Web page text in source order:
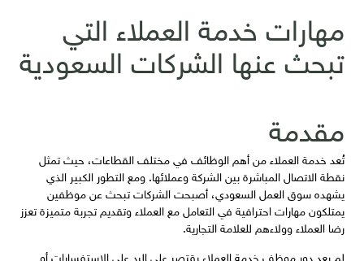
مهارات خدمة العملاء التي
تبحث عنها الشركات السعودية
مقدمة
تُعد خدمة العملاء من أهم الوظائف في مختلف القطاعات، حيث تمثل
نقطة الاتصال المباشرة بين الشركة وعملائها. ومع التطور الكبير الذي
يشهده سوق العمل السعودي، أصبحت الشركات تبحث عن موظفين
يمتلكون مهارات احترافية في التعامل مع العملاء وتقديم تجربة متميزة تعزز
رضا العملاء وولاءهم للعلامة التجارية.
لم يعد دور موظف خدمة العملاء يقتصر على الرد على الاستفسارات أو